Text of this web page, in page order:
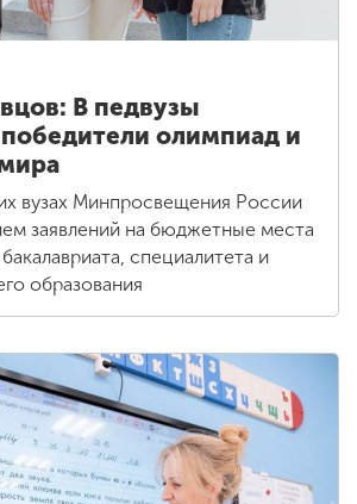
В педвузы
олимпиад и
вузах Минпросвещения России
заявлений на бюджетные места
специалитета и
образования